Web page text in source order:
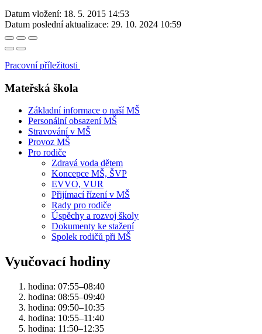
Datum vložení: 18. 5. 2015 14:53
Datum poslední aktualizace: 29. 10. 2024 10:59
Pracovní příležitosti
Mateřská škola
Základní informace o naší MŠ
Personální obsazení MŠ
Stravování v MŠ
Provoz MŠ
Pro rodiče
Zdravá voda dětem
Koncepce MŠ, ŠVP
EVVO, VUR
Přijímací řízení v MŠ
Rady pro rodiče
Úspěchy a rozvoj školy
Dokumenty ke stažení
Spolek rodičů při MŠ
Vyučovací hodiny
hodina: 07:55–08:40
hodina: 08:55–09:40
hodina: 09:50–10:35
hodina: 10:55–11:40
hodina: 11:50–12:35